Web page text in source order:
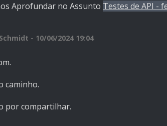
Aprofundar no Assunto Testes de API -
- 10/06/2024 19:04
caminho.
por compartilhar.